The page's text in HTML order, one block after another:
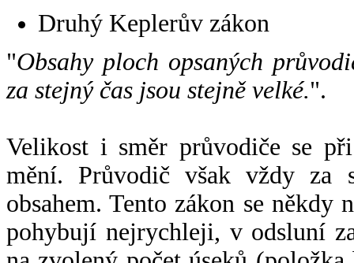
Druhý Keplerův zákon
"Obsahy ploch opsaných
za stejný čas jsou stejně velké.".
Velikost i směr průvodiče se
mění. Průvodič však vždy za
obsahem. Tento zákon se někdy
pohybují nejrychleji, v odsluní